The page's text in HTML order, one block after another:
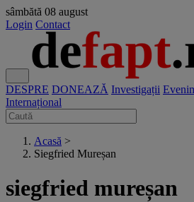
sâmbătă 08 august
Login Contact
DESPRE DONEAZĂ Investigații
Internațional
Acasă >
Siegfried Mureșan
siegfried mureșan